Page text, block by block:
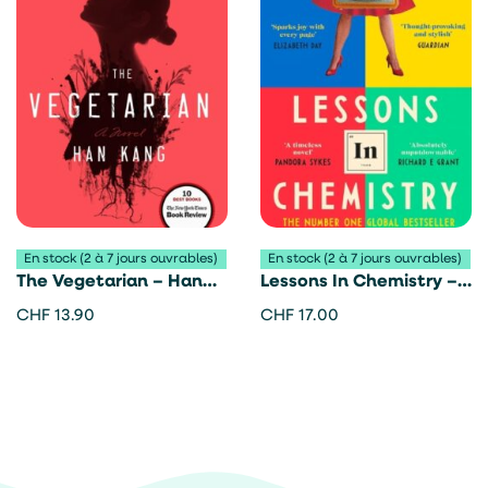
En stock (2 à 7 jours ouvrables)
The Vegetarian – Han
Kang
CHF 13.90
En stock (2 à 7 jours ouvrables)
Lessons In Chemistry –
Bonnie Garmus
CHF 17.00